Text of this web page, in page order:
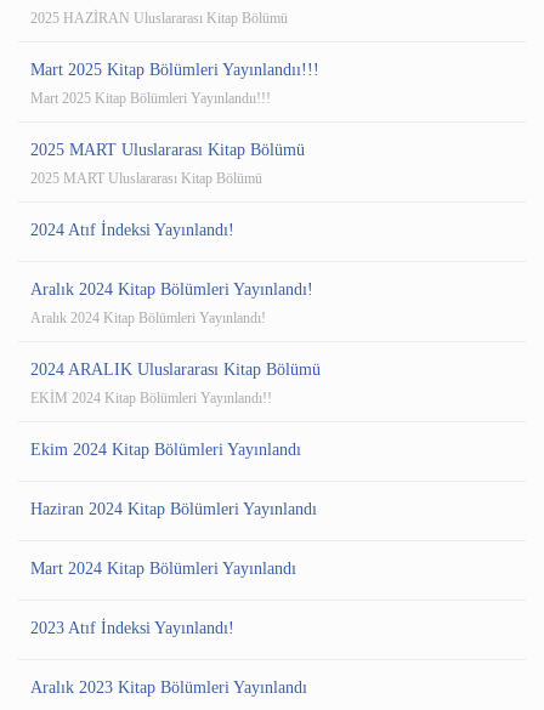
2025 HAZİRAN Uluslararası Kitap Bölümü
Mart 2025 Kitap Bölümleri Yayınlandıı!!!
Mart 2025 Kitap Bölümleri Yayınlandıı!!!
2025 MART Uluslararası Kitap Bölümü
2025 MART Uluslararası Kitap Bölümü
2024 Atıf İndeksi Yayınlandı!
Aralık 2024 Kitap Bölümleri Yayınlandı!
Aralık 2024 Kitap Bölümleri Yayınlandı!
2024 ARALIK Uluslararası Kitap Bölümü
EKİM 2024 Kitap Bölümleri Yayınlandı!!
Ekim 2024 Kitap Bölümleri Yayınlandı
Haziran 2024 Kitap Bölümleri Yayınlandı
Mart 2024 Kitap Bölümleri Yayınlandı
2023 Atıf İndeksi Yayınlandı!
Aralık 2023 Kitap Bölümleri Yayınlandı